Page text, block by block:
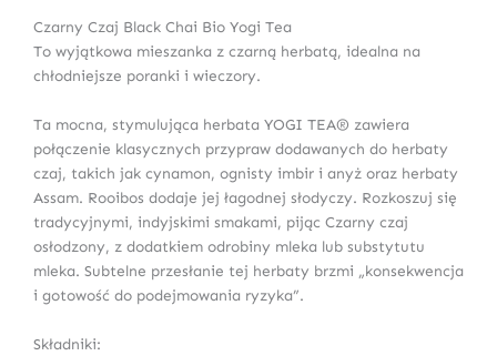
Czarny Czaj Black Chai Bio Yogi Tea
To wyjątkowa mieszanka z czarną herbatą, idealna na
chłodniejsze poranki i wieczory.
Ta mocna, stymulująca herbata YOGI TEA® zawiera
połączenie klasycznych przypraw dodawanych do herbaty
czaj, takich jak cynamon, ognisty imbir i anyż oraz herbaty
Assam. Rooibos dodaje jej łagodnej słodyczy. Rozkoszuj się
tradycyjnymi, indyjskimi smakami, pijąc Czarny czaj
osłodzony, z dodatkiem odrobiny mleka lub substytutu
mleka. Subtelne przesłanie tej herbaty brzmi „konsekwencja
i gotowość do podejmowania ryzyka”.
Składniki: